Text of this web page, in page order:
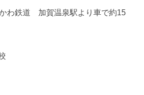
わ鉄道 加賀温泉駅より車で約15